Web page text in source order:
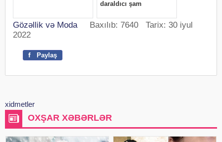
Gözəllik və Moda Baxılıb: 7640 Tarix: 30 iyul
2022
f Paylaş
xidmetler
OXŞAR XƏBƏRLƏR